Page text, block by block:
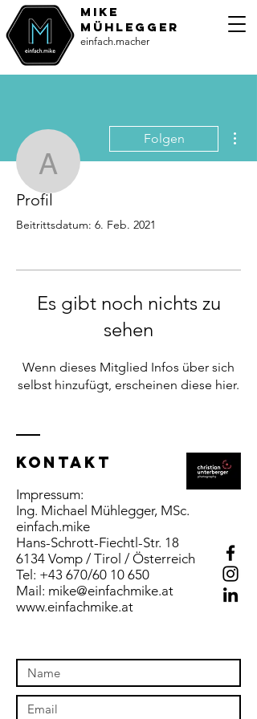
MiKE
Mühlegger
einfach.macher
andreas
Folgen
andreas
Profil
Beitrittsdatum: 6. Feb. 2021
Es gibt noch nichts zu
sehen
Wenn dieses Mitglied Infos über sich
selbst hinzufügt, erscheinen diese hier.
Kontakt
Impressum:
Ing. Michael Mühlegger, MSc.
einfach.mike
Hans-Schrott-Fiechtl-Str. 18
6134 Vomp / Tirol / Österreich
Tel: +43 670/60 10 650
Mail: mike@einfachmike.at
www.einfachmike.at